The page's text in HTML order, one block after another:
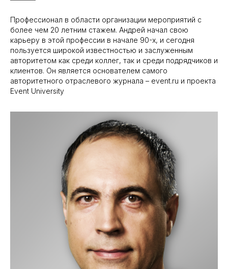
Профессионал в области организации мероприятий с
более чем 20 летним стажем. Андрей начал свою
карьеру в этой профессии в начале 90-х, и сегодня
пользуется широкой известностью и заслуженным
авторитетом как среди коллег, так и среди подрядчиков и
клиентов. Он является основателем самого
авторитетного отраслевого журнала – event.ru и проекта
Event University